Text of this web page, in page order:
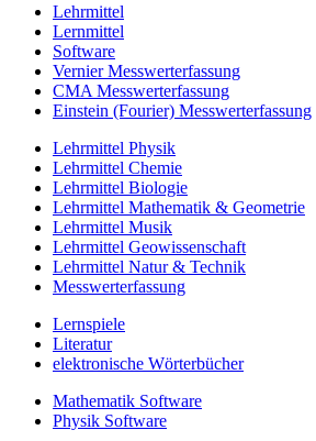
Lehrmittel
Lernmittel
Software
Vernier Messwerterfassung
CMA Messwerterfassung
Einstein (Fourier) Messwerterfassung
Lehrmittel Physik
Lehrmittel Chemie
Lehrmittel Biologie
Lehrmittel Mathematik & Geometrie
Lehrmittel Musik
Lehrmittel Geowissenschaft
Lehrmittel Natur & Technik
Messwerterfassung
Lernspiele
Literatur
elektronische Wörterbücher
Mathematik Software
Physik Software